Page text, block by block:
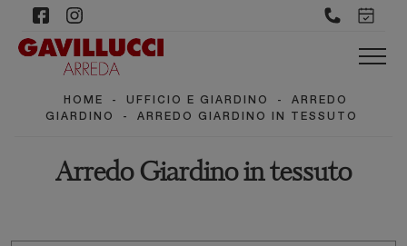
HOME - UFFICIO E GIARDINO -
ARREDO
GIARDINO
- ARREDO GIARDINO IN TESSUTO
Arredo Giardino in tessuto